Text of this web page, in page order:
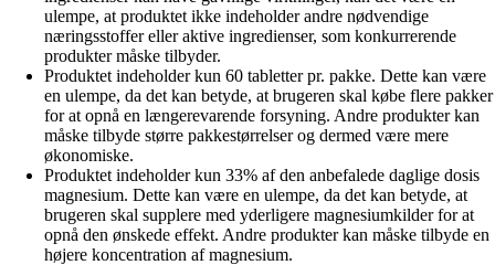
ulempe, at produktet ikke indeholder andre nødvendige
næringsstoffer eller aktive ingredienser, som konkurrerende
produkter måske tilbyder.
Produktet indeholder kun 60 tabletter pr. pakke. Dette kan være
en ulempe, da det kan betyde, at brugeren skal købe flere pakker
for at opnå en længerevarende forsyning. Andre produkter kan
måske tilbyde større pakkestørrelser og dermed være mere
økonomiske.
Produktet indeholder kun 33% af den anbefalede daglige dosis
magnesium. Dette kan være en ulempe, da det kan betyde, at
brugeren skal supplere med yderligere magnesiumkilder for at
opnå den ønskede effekt. Andre produkter kan måske tilbyde en
højere koncentration af magnesium.